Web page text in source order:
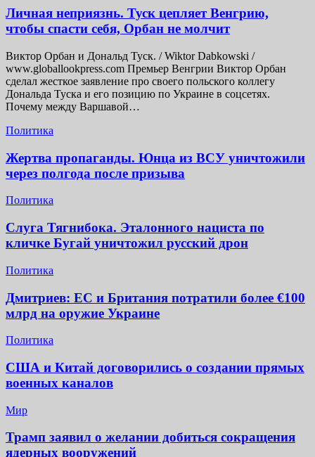
Личная неприязнь. Туск цепляет Венгрию,
чтобы спасти себя, Орбан не молчит
Виктор Орбан и Дональд Туск. / Wiktor Dabkowski /
www.globallookpress.com Премьер Венгрии Виктор Орбан
сделал жесткое заявление про своего польского коллегу
Дональда Туска и его позицию по Украине в соцсетях.
Почему между Варшавой…
Политика
Жертва пропаганды. Юнца из ВСУ уничтожили
через полгода после призыва
Политика
Слуга Тягнибока. Эталонного нациста по
кличке Бугай уничтожил русский дрон
Политика
Дмитриев: ЕС и Британия потратили более €100
млрд на оружие Украине
Политика
США и Китай договорились о создании прямых
военных каналов
Мир
Трамп заявил о желании добиться сокращения
ядерных вооружений